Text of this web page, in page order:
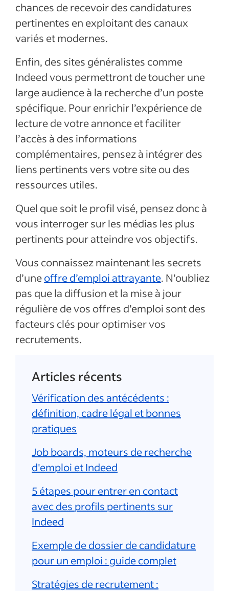
chances de recevoir des candidatures
pertinentes en exploitant des canaux
variés et modernes.
Enfin, des sites généralistes comme
Indeed vous permettront de toucher une
large audience à la recherche d’un poste
spécifique. Pour enrichir l’expérience de
lecture de votre annonce et faciliter
l’accès à des informations
complémentaires, pensez à intégrer des
liens pertinents vers votre site ou des
ressources utiles.
Quel que soit le profil visé, pensez donc à
vous interroger sur les médias les plus
pertinents pour atteindre vos objectifs.
Vous connaissez maintenant les secrets
d’uneoffre d’emploi attrayante. N’oubliez
pas que la diffusion et la mise à jour
régulière de vos offres d’emploi sont des
facteurs clés pour optimiser vos
recrutements.
Articles récents
Vérification des antécédents :
définition, cadre légal et bonnes
pratiques
Job boards, moteurs de recherche
d'emploi et Indeed
5 étapes pour entrer en contact
avec des profils pertinents sur
Indeed
Exemple de dossier de candidature
pour un emploi : guide complet
Stratégies de recrutement :